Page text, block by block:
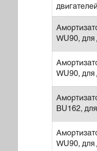
WU90, для
WU90, для
BU162,
WU90, для